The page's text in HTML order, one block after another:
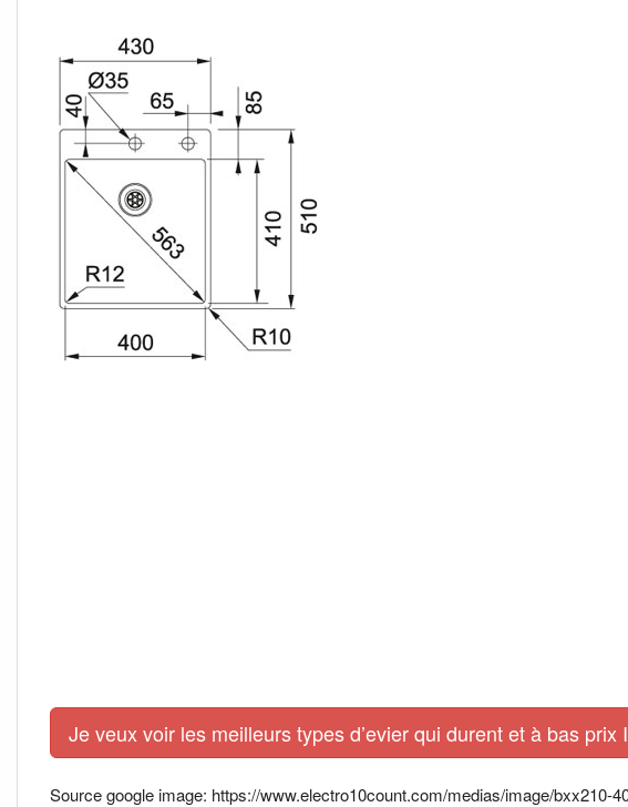
Je veux voir les meilleurs types d’evier qui durent et à bas prix
Source google image: https://www.electro10count.com/medias/image/bxx210-